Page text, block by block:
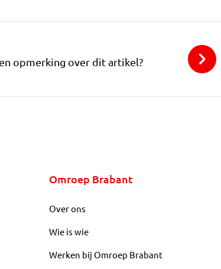
opmerking over dit artikel?
Omroep Brabant
Over ons
Wie is wie
Werken bij Omroep Brabant